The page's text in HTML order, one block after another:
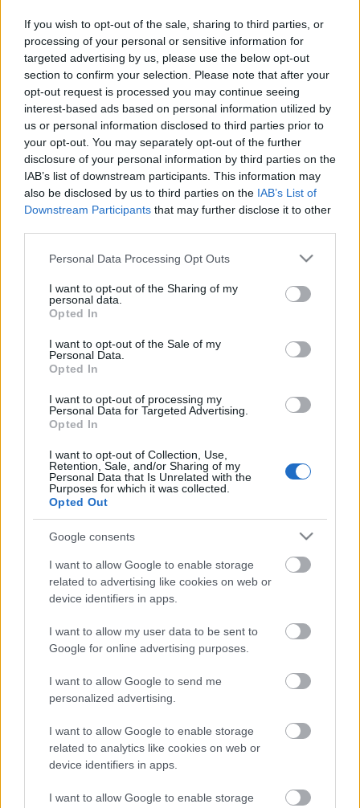
If you wish to opt-out of the sale, sharing to third parties, or
processing of your personal or sensitive information for
targeted advertising by us, please use the below opt-out
section to confirm your selection. Please note that after your
opt-out request is processed you may continue seeing
interest-based ads based on personal information utilized by
us or personal information disclosed to third parties prior to
your opt-out. You may separately opt-out of the further
disclosure of your personal information by third parties on the
IAB’s list of downstream participants. This information may
also be disclosed by us to third parties on the IAB’s List of
Downstream Participants that may further disclose it to other
Please note that this website/app uses one or more Google
not limited to your visit or usage behaviour. You may click to
grant or deny consent to Google and its third-party tags to
use your data for below specified purposes in below Google
consent section.
Personal Data Processing Opt Outs
I want to opt-out of the Sharing of my
personal data.
Opted In
I want to opt-out of the Sale of my
Personal Data.
Opted In
I want to opt-out of processing my
Personal Data for Targeted Advertising.
Opted In
I want to opt-out of Collection, Use,
Retention, Sale, and/or Sharing of my
Personal Data that Is Unrelated with the
Purposes for which it was collected.
Opted Out
Google consents
I want to allow Google to enable storage
related to advertising like cookies on web or
device identifiers in apps.
I want to allow my user data to be sent to
Google for online advertising purposes.
I want to allow Google to send me
personalized advertising.
I want to allow Google to enable storage
related to analytics like cookies on web or
device identifiers in apps.
I want to allow Google to enable storage
United colors of...
Áder János wants you!
Szólj hozzá!
A hozzászóláshoz be kell lépned!
VAGY
SomiTomi
15 éve
Ezek nagyon jól néznek ki, de hogy mi mikor van
fejjel lefelé, és a váltást hogyan oldja, sosem tudom.
Ezért nem is építek ilyeneket :( Többek között.
Llew
@RÁJEN: szerintem nagyjából az összes elem "fejjel